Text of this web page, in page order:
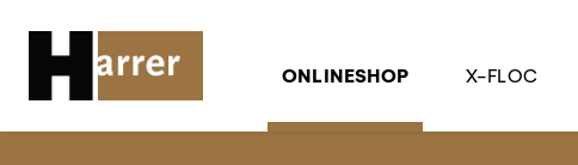
ONLINESHOP X-FLOC